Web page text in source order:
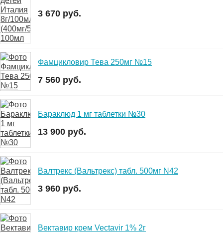
3 670 руб.
Фамцикловир Тева 250мг №15
7 560 руб.
Бараклюд 1 мг таблетки №30
13 900 руб.
Валтрекс (Вальтрекс) табл. 500мг N42
3 960 руб.
Вектавир крем Vectavir 1% 2г